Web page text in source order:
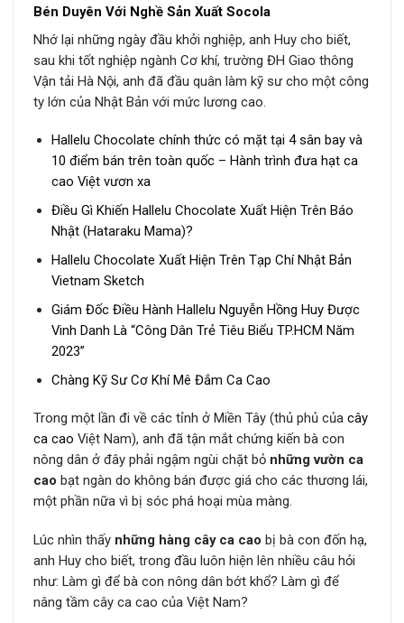
Bén Duyên Với Nghề Sản Xuất Socola
Nhớ lại những ngày đầu khởi nghiệp, anh Huy cho biết,
sau khi tốt nghiệp ngành Cơ khí, trường ĐH Giao thông
Vận tải Hà Nội, anh đã đầu quân làm kỹ sư cho một công
ty lớn của Nhật Bản với mức lương cao.
Hallelu Chocolate chính thức có mặt tại 4 sân bay và
10 điểm bán trên toàn quốc – Hành trình đưa hạt ca
cao Việt vươn xa
Điều Gì Khiến Hallelu Chocolate Xuất Hiện Trên Báo
Nhật (Hataraku Mama)?
Hallelu Chocolate Xuất Hiện Trên Tạp Chí Nhật Bản
Vietnam Sketch
Giám Đốc Điều Hành Hallelu Nguyễn Hồng Huy Được
Vinh Danh Là “Công Dân Trẻ Tiêu Biểu TP.HCM Năm
2023”
Chàng Kỹ Sư Cơ Khí Mê Đắm Ca Cao
Trong một lần đi về các tỉnh ở Miền Tây (thủ phủ củacây
ca cao Việt Nam), anh đã tận mắt chứng kiến bà con
nông dân ở đây phải ngậm ngùi chặt bỏ những vườn ca
cao bạt ngàn do không bán được giá cho các thương lái,
một phần nữa vì bị sóc phá hoại mùa màng.
Lúc nhìn thấy những hàng cây ca cao bị bà con đốn hạ,
anh Huy cho biết, trong đầu luôn hiện lên nhiều câu hỏi
như: Làm gì để bà con nông dân bớt khổ? Làm gì để
nâng tầm cây ca cao của Việt Nam?